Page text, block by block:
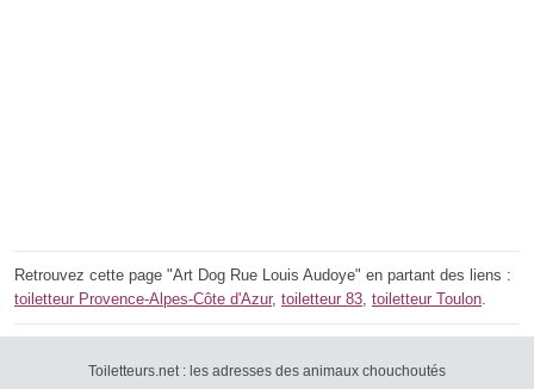
Retrouvez cette page "Art Dog Rue Louis Audoye" en partant des liens :
toiletteur Provence-Alpes-Côte d'Azur, toiletteur 83, toiletteur Toulon.
Toiletteurs.net : les adresses des animaux chouchoutés